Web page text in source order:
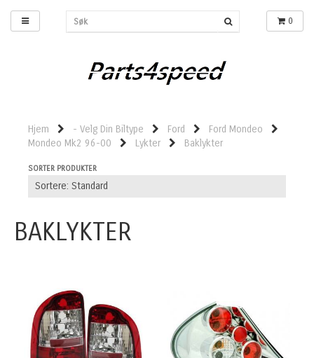
0
Hjem - Velg Din Biltype Ford
Ford Mondeo
Mondeo Mk2 96-00
Lykter Baklykter
SORTER PRODUKTER
BAKLYKTER